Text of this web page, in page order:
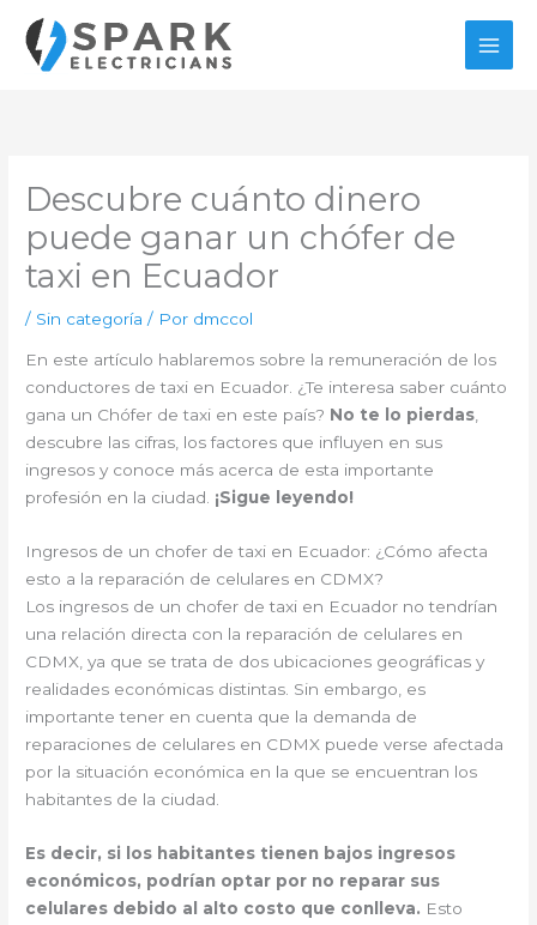
contenido
Descubre cuánto dinero
puede ganar un chófer de
taxi en Ecuador
/ Sin categoría / Por dmccol
En este artículo hablaremos sobre la remuneración de los
conductores de taxi en Ecuador. ¿Te interesa saber cuánto
gana un Chófer de taxi en este país? No te lo pierdas,
descubre las cifras, los factores que influyen en sus
ingresos y conoce más acerca de esta importante
profesión en la ciudad. ¡Sigue leyendo!
Ingresos de un chofer de taxi en Ecuador: ¿Cómo afecta
esto a la reparación de celulares en CDMX?
Los ingresos de un chofer de taxi en Ecuador no tendrían
una relación directa con la reparación de celulares en
CDMX, ya que se trata de dos ubicaciones geográficas y
realidades económicas distintas. Sin embargo, es
importante tener en cuenta que la demanda de
reparaciones de celulares en CDMX puede verse afectada
por la situación económica en la que se encuentran los
habitantes de la ciudad.
Es decir, si los habitantes tienen bajos ingresos
económicos, podrían optar por no reparar sus
celulares debido al alto costo que conlleva. Esto